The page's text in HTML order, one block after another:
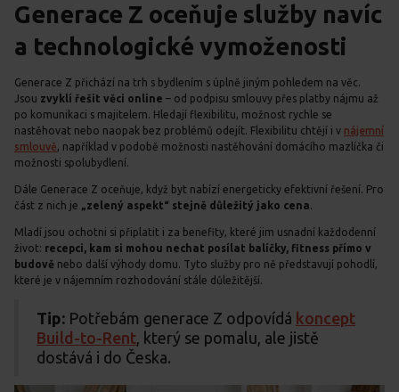
Generace Z oceňuje služby navíc
a technologické vymoženosti
Generace Z přichází na trh s bydlením s úplně jiným pohledem na věc.
Jsou zvyklí řešit věci online – od podpisu smlouvy přes platby nájmu až
po komunikaci s majitelem. Hledají flexibilitu, možnost rychle se
nastěhovat nebo naopak bez problémů odejít. Flexibilitu chtějí i v nájemní
smlouvě, například v podobě možnosti nastěhování domácího mazlíčka či
možnosti spolubydlení.
Dále Generace Z oceňuje, když byt nabízí energeticky efektivní řešení. Pro
část z nich je „zelený aspekt“ stejně důležitý jako cena.
Mladí jsou ochotni si připlatit i za benefity, které jim usnadní každodenní
život: recepci, kam si mohou nechat posílat balíčky, fitness přímo v
budově nebo další výhody domu. Tyto služby pro ně představují pohodlí,
které je v nájemním rozhodování stále důležitější.
Tip: Potřebám generace Z odpovídá koncept
Build-to-Rent , který se pomalu, ale jistě
dostává i do Česka.